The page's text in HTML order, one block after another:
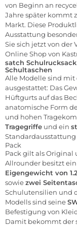
von Beginn an
Jahre später kommt
Markt. Diese
Ausstattung
Sie sich jetzt von der
Online Shop von
satch
Schultaschen
Alle Modelle sind mit
ausgestattet: Das
Hüftgurts auf das
anatomische Form
und hohen
Tragegriffe und ein
Standardausstattung
Pack
Pack gilt als Original
Allrounder besitzt ein
Eigengewicht von
sowiezwei
Schulutensilien und
Modells sind seine
Befestigung von
Damit bekommt der